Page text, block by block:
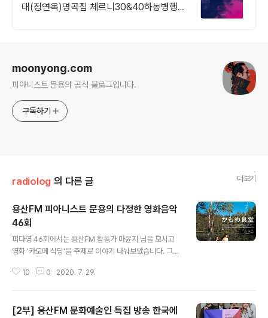
대(정연옥)명곡집 체르니30&40하농병행악
moonyong.com
피아니스트 문용의 공식 블로그입니다.
구독하기
radiolog 의 다른 글 더보기
용산FM 피아니스트 문용의 다정한 영화음악
46회
피다영 46회에서는 용산FM 활동가 마윤지 님을 모시고
영화 '카모메 식당'을 주제로 이야기 나눠보았습니다. 그럼,
보시기 바랍니다. 댓글과 좋아요는 커다란 힘이 됩니다 :)
니스트 문용의 다정한 영화음악 46회 - 카모메 식당 [용산
10 0 2020. 7. 29.
[2부] 용산FM 문화예술인 특집 방송 한국에